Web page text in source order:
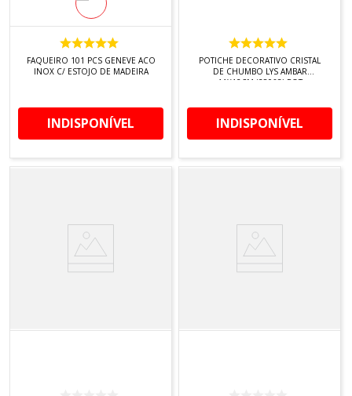
FAQUEIRO 101 PCS GENEVE ACO
INOX C/ ESTOJO DE MADEIRA
INDISPONÍVEL
POTICHE DECORATIVO CRISTAL
DE CHUMBO LYS AMBAR
11X12CM (28063) POT
INDISPONÍVEL